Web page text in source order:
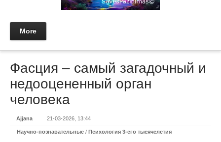
More
Фасция – самый загадочный и
недооцененный орган
человека
Ajjana 21-03-2026, 13:44
Научно-познавательные / Психология 3-его тысячелетия